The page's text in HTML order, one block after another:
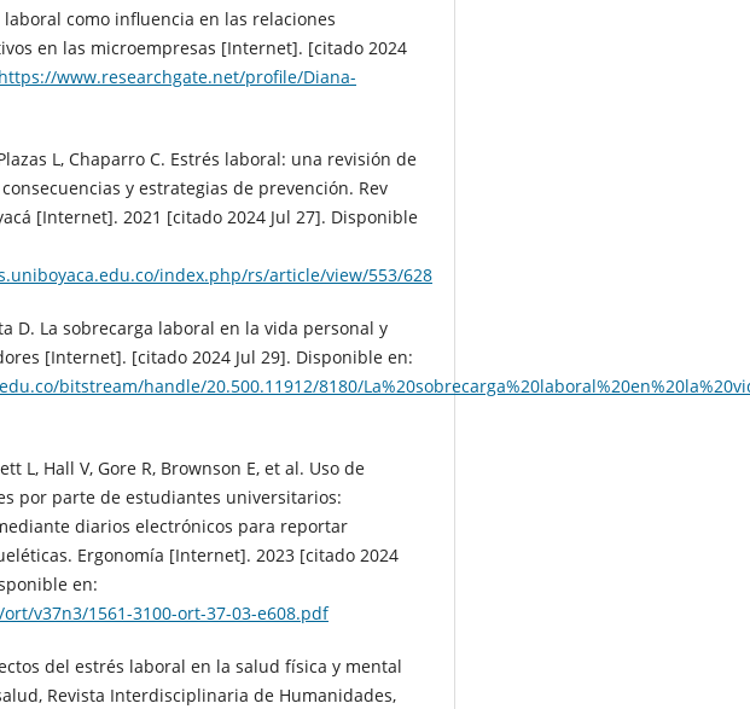
laboral como influencia en las relaciones
en las microempresas [Internet]. [citado 2024
https://www.researchgate.net/profile/Diana-
L, Chaparro C. Estrés laboral: una revisión de
y estrategias de prevención. Rev
[Internet]. 2021 [citado 2024 Jul 27]. Disponible
index.php/rs/article/view/553/628
D. La sobrecarga laboral en la vida personal y
[Internet]. [citado 2024 Jul 29]. Disponible en:
bitstream/handle/20.500.11912/8180/
L, Hall V, Gore R, Brownson E, et al. Uso de
por parte de estudiantes universitarios:
diarios electrónicos para reportar
Ergonomía [Internet]. 2023 [citado 2024
en:
v37n3/1561-3100-ort-37-03-e608.pdf
del estrés laboral en la salud física y mental
Revista Interdisciplinaria de Humanidades,